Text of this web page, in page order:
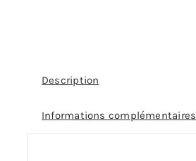
Description
Informations complémentaires